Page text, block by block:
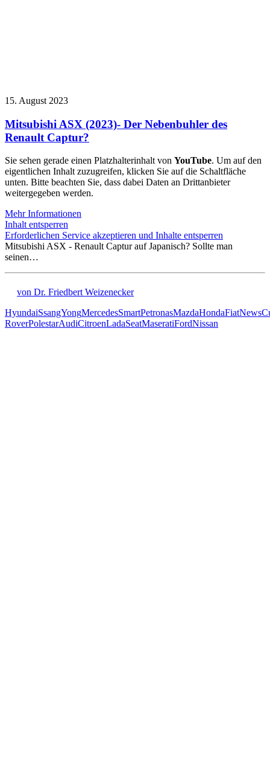
15. August 2023
Mitsubishi ASX (2023)- Der Nebenbuhler des
Renault Captur?
Sie sehen gerade einen Platzhalterinhalt von YouTube. Um auf den
eigentlichen Inhalt zuzugreifen, klicken Sie auf die Schaltfläche
unten. Bitte beachten Sie, dass dabei Daten an Drittanbieter
weitergegeben werden.
Mehr Informationen
Inhalt entsperren
Erforderlichen Service akzeptieren und Inhalte entsperren
Mitsubishi ASX - Renault Captur auf Japanisch? Sollte man
seinen…
von Dr. Friedbert Weizenecker
HyundaiSsangYongMercedesSmartPetronasMazdaHondaFiatNews
RoverPolestarAudiCitroenLadaSeatMaseratiFordNissan